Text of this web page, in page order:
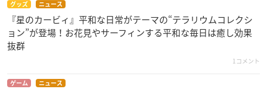
グッズ ニュース
『星のカービィ』平和な日常がテーマの“テラリウムコレクシ
ョン”が登場！お花見やサーフィンする平和な毎日は癒し効果
抜群
1コメント
ゲーム ニュース